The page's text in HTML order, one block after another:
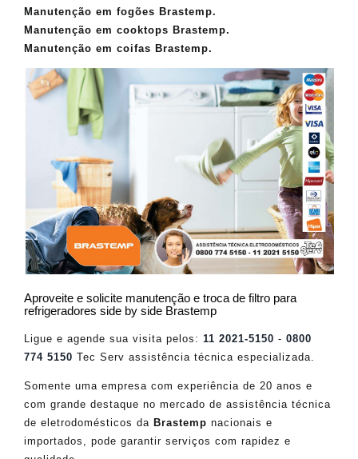
Manutenção em fogões Brastemp.
Manutenção em cooktops Brastemp.
Manutenção em coifas Brastemp.
Aproveite e solicite manutenção e troca de filtro para
refrigeradores side by side Brastemp
Ligue e agende sua visita pelos: 11 2021-5150 - 0800
774 5150 Tec Serv assistência técnica especializada.
Somente uma empresa com experiência de 20 anos e
com grande destaque no mercado de assistência técnica
de eletrodomésticos da Brastemp nacionais e
importados, pode garantir serviços com rapidez e